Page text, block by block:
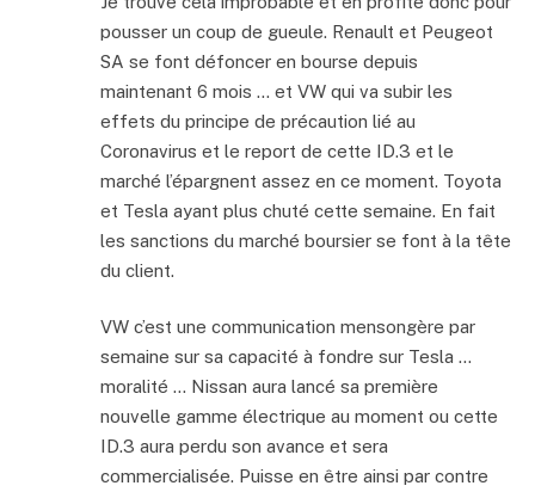
pousser un coup de gueule. Renault et Peugeot
SA se font défoncer en bourse depuis
maintenant 6 mois … et VW qui va subir les
effets du principe de précaution lié au
Coronavirus et le report de cette ID.3 et le
marché l’épargnent assez en ce moment. Toyota
et Tesla ayant plus chuté cette semaine. En fait
les sanctions du marché boursier se font à la tête
du client.
VW c’est une communication mensongère par
semaine sur sa capacité à fondre sur Tesla …
moralité … Nissan aura lancé sa première
nouvelle gamme électrique au moment ou cette
ID.3 aura perdu son avance et sera
commercialisée. Puisse en être ainsi par contre